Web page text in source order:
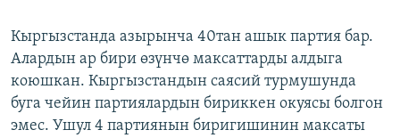
Кыргызстанда азырынча 40тан ашык партия бар.
Алардын ар бири өзүнчө максаттарды алдыга
коюшкан. Кыргызстандын саясий турмушунда
буга чейин партиялардын бириккен окуясы болгон
эмес. Ушул 4 партиянын биригишинин максаты